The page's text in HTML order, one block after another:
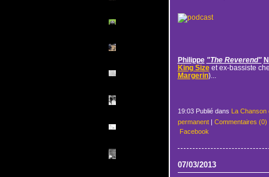
Philippe "The Reverend"
King Sizeet ex-bassiste
Margerin)...
19:03 Publié dans La Chanson
permanent| Commentaires (0)
Facebook
07/03/2013